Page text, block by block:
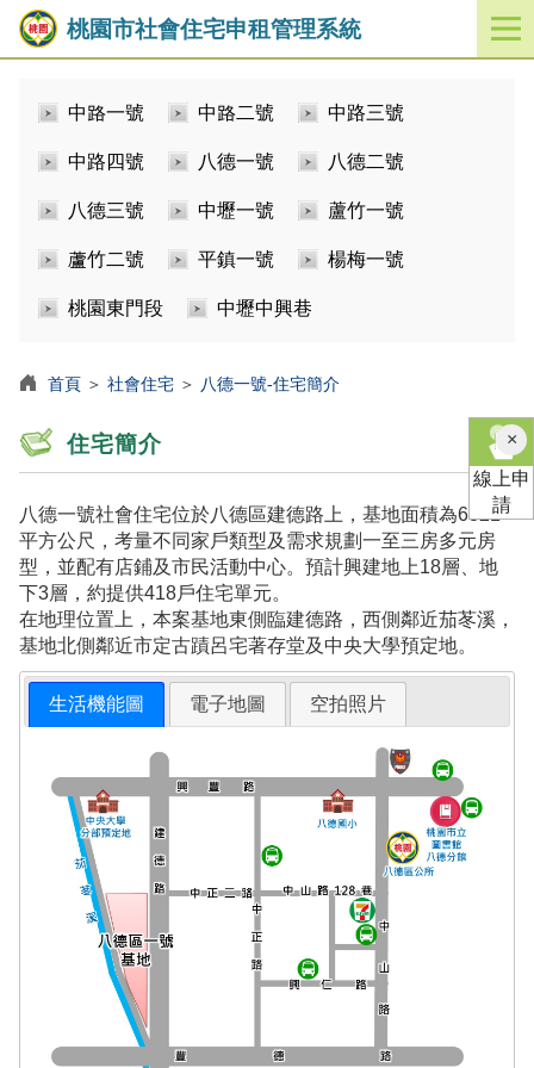
桃園市社會住宅申租管理系統
開
啟
中路一號 中路二號 中路三號
中路四號 八德一號 八德二號
八德三號 中壢一號 蘆竹一號
蘆竹二號 平鎮一號 楊梅一號
桃園東門段 中壢中興巷
首頁 ＞ 社會住宅 ＞ 八德一號-住宅簡介
住宅簡介
八德一號社會住宅位於八德區建德路上，基地面積為6821
平方公尺，考量不同家戶類型及需求規劃一至三房多元房
型，並配有店鋪及市民活動中心。預計興建地上18層、地
下3層，約提供418戶住宅單元。
在地理位置上，本案基地東側臨建德路，西側鄰近茄苳溪，
基地北側鄰近市定古蹟呂宅著存堂及中央大學預定地。
生活機能圖 電子地圖 空拍照片
×關
閉
線上申
請